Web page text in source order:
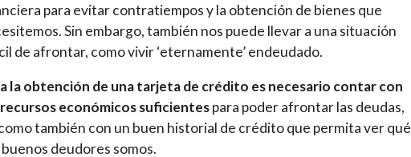
para evitar contratiempos y la obtención de bienes que
Sin embargo, también nos puede llevar a una situación
de afrontar, como vivir ‘eternamente’ endeudado.
la obtención de una tarjeta de crédito es necesario contar con
económicos suficientespara poder afrontar las deudas,
también con un buen historial de crédito que permita ver qué
deudores somos.